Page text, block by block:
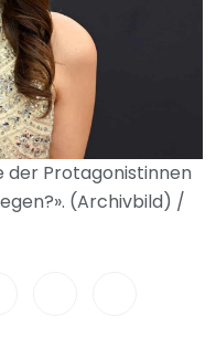
der Protagonistinnen
(Archivbild) /